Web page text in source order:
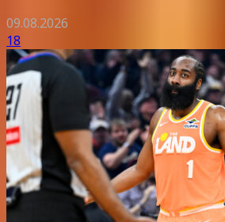
09.08.2026
18